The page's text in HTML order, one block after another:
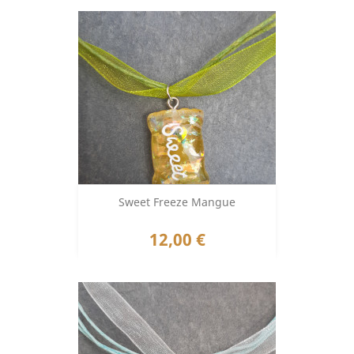
Sweet Freeze Mangue
Prix
12,00 €